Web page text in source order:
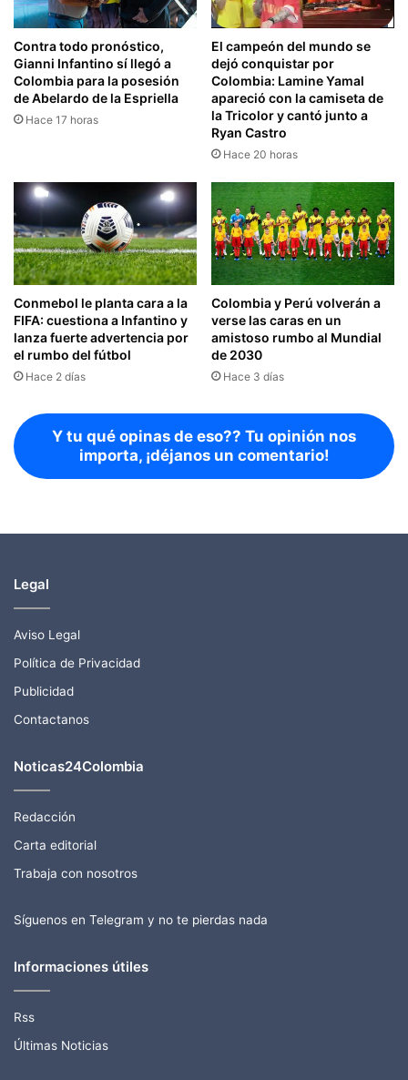
Contra todo pronóstico,
Gianni Infantino sí llegó a
Colombia para la posesión
de Abelardo de la Espriella
Hace 17 horas
El campeón del mundo se
dejó conquistar por
Colombia: Lamine Yamal
apareció con la camiseta de
la Tricolor y cantó junto a
Ryan Castro
Hace 20 horas
Conmebol le planta cara a la
FIFA: cuestiona a Infantino y
lanza fuerte advertencia por
el rumbo del fútbol
Hace 2 días
Colombia y Perú volverán a
verse las caras en un
amistoso rumbo al Mundial
de 2030
Hace 3 días
Y tu qué opinas de eso?? Tu opinión nos
importa, ¡déjanos un comentario!
Legal
Aviso Legal
Política de Privacidad
Publicidad
Contactanos
Noticas24Colombia
Redacción
Carta editorial
Trabaja con nosotros
Síguenos en Telegram y no te pierdas nada
Informaciones útiles
Rss
Últimas Noticias